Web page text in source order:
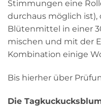
Stimmungen eine
durchaus möglich ist),
Blütenmittel in einer
mischen und mit der
Kombination einige
Bis hierher über
Die